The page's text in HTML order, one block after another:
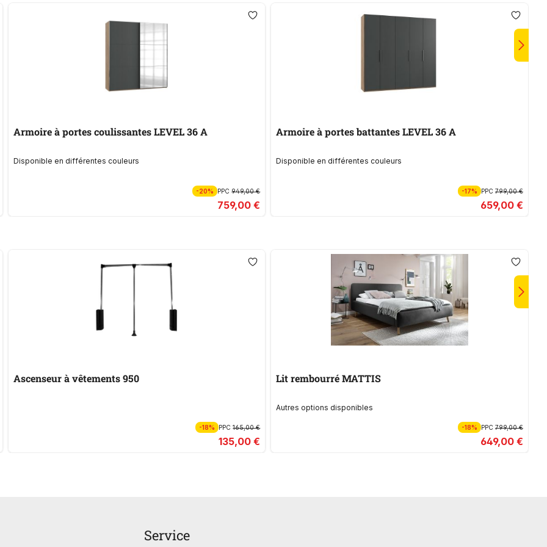
Armoire à portes coulissantes LEVEL 36 A
Disponible en différentes couleurs
-20% PPC949,00 €
759,00 €
Armoire à portes battantes LEVEL 36 A
Disponible en différentes couleurs
-17% PPC 799,00 €
659,00 €
Ascenseur à vêtements 950
-18% PPC165,00 €
135,00 €
Lit rembourré MATTIS
Autres options disponibles
-18% PPC 799,00 €
649,00 €
Service